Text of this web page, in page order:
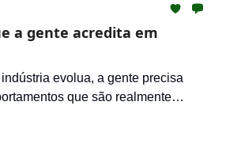
a gente acredita em
evolua, a gente precisa
que são realmente